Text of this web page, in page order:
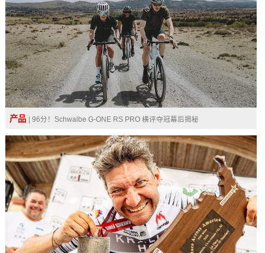
产品 | 96分！Schwalbe G-ONE RS PRO 横评夺冠幕后揭秘